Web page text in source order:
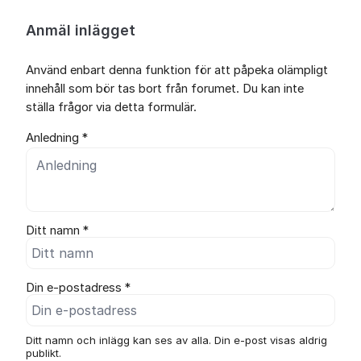
Anmäl inlägget
Använd enbart denna funktion för att påpeka olämpligt
innehåll som bör tas bort från forumet. Du kan inte
ställa frågor via detta formulär.
Anledning *
Ditt namn *
Din e-postadress *
Ditt namn och inlägg kan ses av alla. Din e-post visas aldrig
publikt.